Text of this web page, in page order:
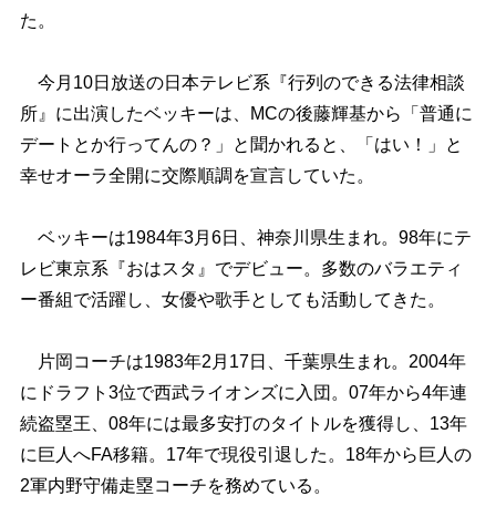
た。
今月10日放送の日本テレビ系『行列のできる法律相談
所』に出演したベッキーは、MCの後藤輝基から「普通に
デートとか行ってんの？」と聞かれると、「はい！」と
幸せオーラ全開に交際順調を宣言していた。
ベッキーは1984年3月6日、神奈川県生まれ。98年にテ
レビ東京系『おはスタ』でデビュー。多数のバラエティ
ー番組で活躍し、女優や歌手としても活動してきた。
片岡コーチは1983年2月17日、千葉県生まれ。2004年
にドラフト3位で西武ライオンズに入団。07年から4年連
続盗塁王、08年には最多安打のタイトルを獲得し、13年
に巨人へFA移籍。17年で現役引退した。18年から巨人の
2軍内野守備走塁コーチを務めている。